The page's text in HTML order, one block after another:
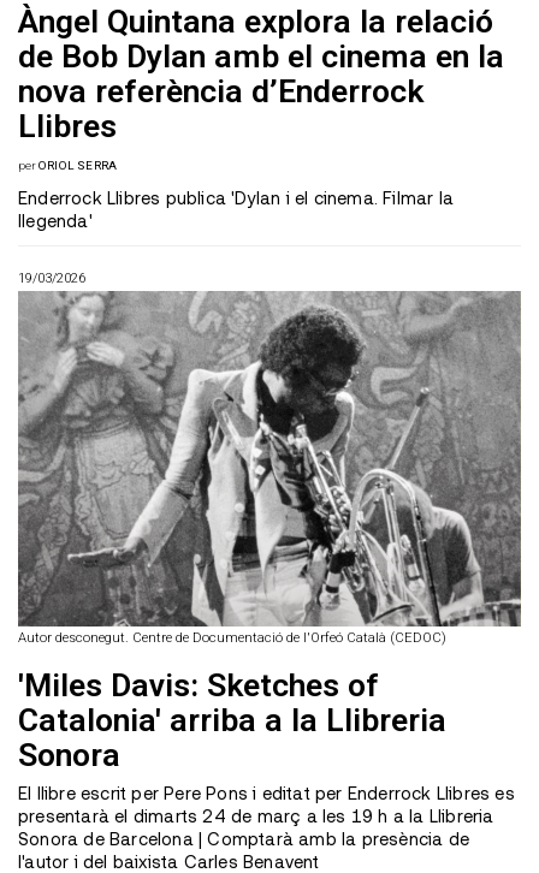
Àngel Quintana explora la relació
de Bob Dylan amb el cinema en la
nova referència d’Enderrock
Llibres
perORIOL SERRA
Enderrock Llibres publica 'Dylan i el cinema. Filmar la
llegenda'
19/03/2026
Autor desconegut. Centre de Documentació de l'Orfeó Català (CEDOC)
'Miles Davis: Sketches of
Catalonia' arriba a la Llibreria
Sonora
El llibre escrit per Pere Pons i editat per Enderrock Llibres es
presentarà el dimarts 24 de març a les 19 h a la Llibreria
Sonora de Barcelona | Comptarà amb la presència de
l'autor i del baixista Carles Benavent